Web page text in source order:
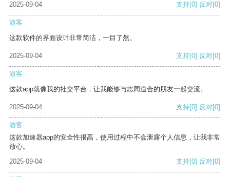
2025-09-04
支持[0] 反对[0]
游客
这款软件的界面设计非常简洁，一目了然。
2025-09-04 支持[0] 反对[0]
游客
这款app就像我的社交平台，让我能够与志同道合的朋友一起交流。
2025-09-04 支持[0] 反对[0]
游客
这款加速器app的安全性很高，使用过程中不会泄露个人信息，让我非常
放心。
2025-09-04
支持[0] 反对[0]